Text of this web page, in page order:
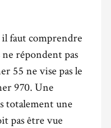
faut comprendre
ne répondent pas
55 ne vise pas le
970. Une
totalement une
pas être vue